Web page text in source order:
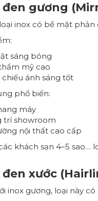
đen gương
inox có bề mặt phản
sáng bóng
mỹ cao
chiếu ánh sáng tốt
phổ biến:
máy
trí showroom
nội thất cao cấp
khách sạn 4–5 sao…
đen xước
inox gương, loại này